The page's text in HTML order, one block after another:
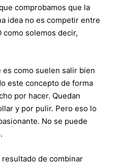
comprobamos que la
idea no es competir entre
como solemos decir,
como suelen salir bien
este concepto de forma
por hacer. Quedan
y por pulir. Pero eso lo
No se puede
resultado de combinar